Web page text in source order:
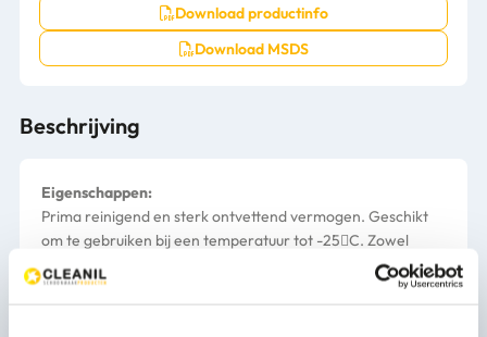
Download productinfo
Download MSDS
Beschrijving
Eigenschappen:
Prima reinigend en sterk ontvettend vermogen. Geschikt
om te gebruiken bij een temperatuur tot -25C. Zowel
machinaal (vloerreinigingsmachine) als handmatig
toepasbaar en geschikt voor alle alcoholbestendige
afwasbare oppervlakken.